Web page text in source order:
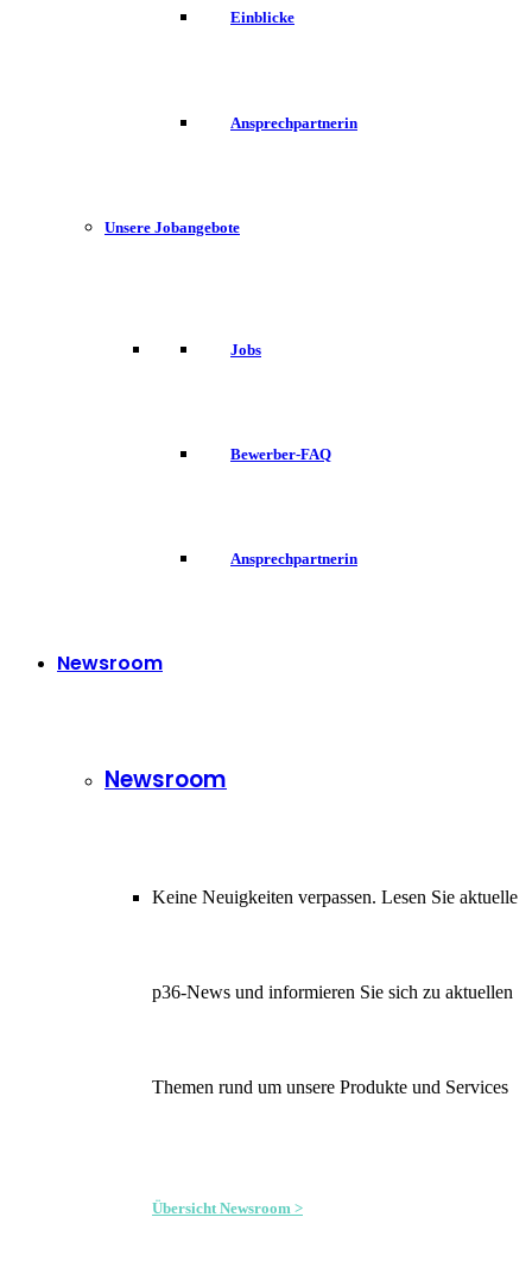
Einblicke
Ansprechpartnerin
Unsere Jobangebote
Jobs
Bewerber-FAQ
Ansprechpartnerin
Newsroom
Newsroom
Keine Neuigkeiten verpassen. Lesen Sie aktuelle
p36-News und informieren Sie sich zu aktuellen
Themen rund um unsere Produkte und Services
Übersicht Newsroom >